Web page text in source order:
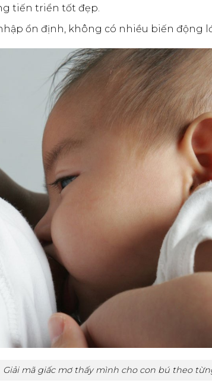
tiến triển tốt đẹp.
ổn định, không có nhiều biến động
Giải mã giấc mơ thấy mình cho con bú theo